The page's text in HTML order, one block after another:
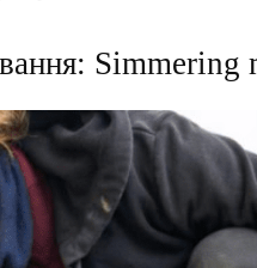
Simmering